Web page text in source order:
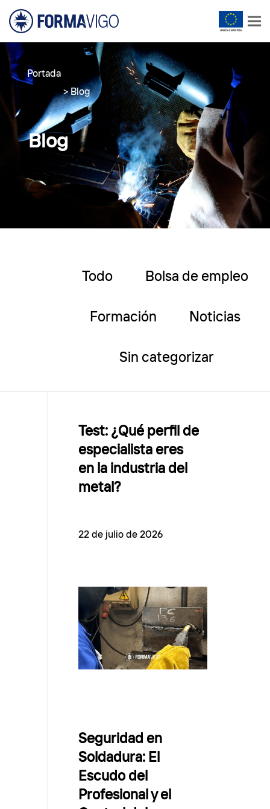
Portada
>Blog
Blog
Todo Bolsa de empleo
Formación Noticias
Sin categorizar
Test: ¿Qué perfil de
especialista eres
en la industria del
metal?
22 de julio de 2026
Seguridad en
Soldadura: El
Escudo del
Profesional y el